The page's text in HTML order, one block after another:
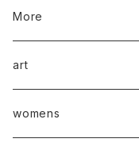
More
art
womens